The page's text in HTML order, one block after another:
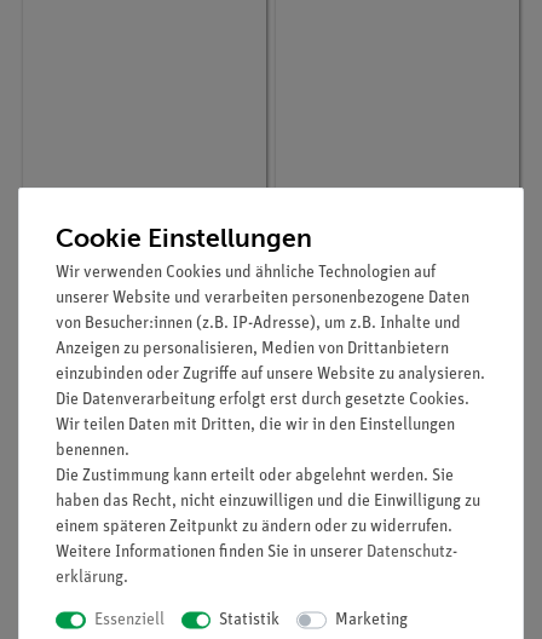
Artikel-Nr.:P6011900
Frequenzbestimmung
durch Schwebung
409,50 €
Resonanz und
Eigenfrequenz zweier
Stimmgabeln
301,20 €
Cookie Einstellungen
Wir verwenden Cookies und ähnliche Technologien auf
unserer Website und verarbeiten personenbezogene Daten
von Besucher:innen (z.B. IP-Adresse), um z.B. Inhalte und
Anzeigen zu personalisieren, Medien von Drittanbietern
einzubinden oder Zugriffe auf unsere Website zu analysieren.
Die Datenverarbeitung erfolgt erst durch gesetzte Cookies.
Wir teilen Daten mit Dritten, die wir in den Einstellungen
benennen.
Die Zustimmung kann erteilt oder abgelehnt werden. Sie
haben das Recht, nicht einzuwilligen und die Einwilligung zu
einem späteren Zeitpunkt zu ändern oder zu widerrufen.
Weitere Informationen finden Sie in unserer Daten­schutz­
erklärung.
Essenziell Statistik Marketing